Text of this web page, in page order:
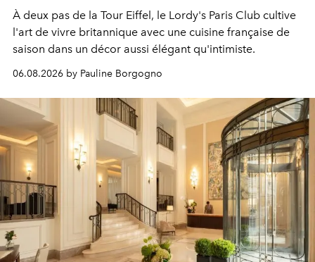
À deux pas de la Tour Eiffel, le Lordy's Paris Club cultive
l'art de vivre britannique avec une cuisine française de
saison dans un décor aussi élégant qu'intimiste.
06.08.2026 by Pauline Borgogno